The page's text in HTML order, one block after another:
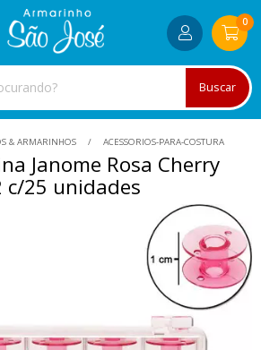
Buscar
0
& ARMARINHOS ACESSORIOS-PARA-COSTURA
Janome Rosa Cherry
c/25 unidades